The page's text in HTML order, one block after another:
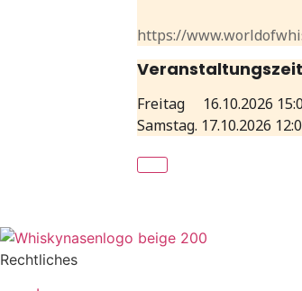
https://
Freitag 16.10.2026
Samstag. 17.10.2026
Rechtliches